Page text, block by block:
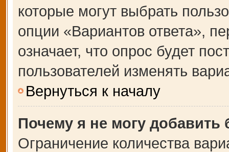
которые могут выбрать
опции «Вариантов ответа»,
означает, что опрос будет
пользователей изменять
Вернуться к началу
Почему я не могу добавить
Ограничение количества